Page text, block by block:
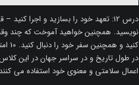
نویسید. همچنین خواهید آموخت که چند وقت
در طول تاریخ و در سراسر جهان در این
اعمال سلامتی و معنوی خود استفاده می کنند. 0 امتیاز کل فیلم درس 13 درس 14: تایید یک بیماری